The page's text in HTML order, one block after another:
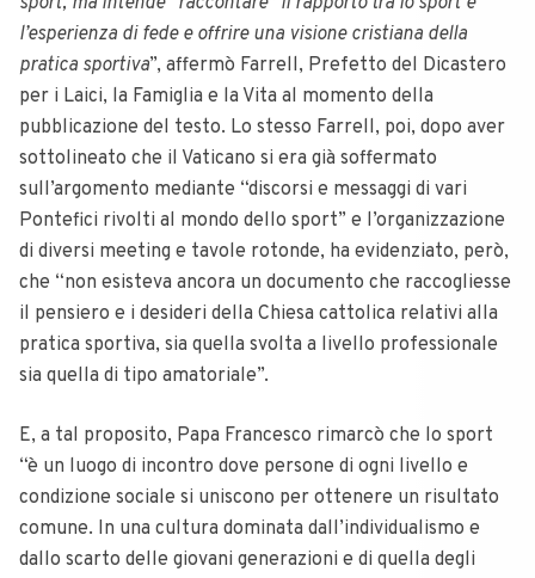
l’esperienza di fede e offrire una visione cristiana della
pratica sportiva”, affermò Farrell, Prefetto del Dicastero
per i Laici, la Famiglia e la Vita al momento della
pubblicazione del testo. Lo stesso Farrell, poi, dopo aver
sottolineato che il Vaticano si era già soffermato
sull’argomento mediante “discorsi e messaggi di vari
Pontefici rivolti al mondo dello sport” e l’organizzazione
di diversi meeting e tavole rotonde, ha evidenziato, però,
che “non esisteva ancora un documento che raccogliesse
il pensiero e i desideri della Chiesa cattolica relativi alla
pratica sportiva, sia quella svolta a livello professionale
sia quella di tipo amatoriale”.
E, a tal proposito, Papa Francesco rimarcò che lo sport
“è un luogo di incontro dove persone di ogni livello e
condizione sociale si uniscono per ottenere un risultato
comune. In una cultura dominata dall’individualismo e
dallo scarto delle giovani generazioni e di quella degli